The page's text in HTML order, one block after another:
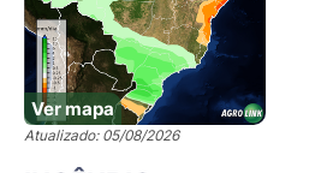
Ver mapa
Atualizado: 05/08/2026